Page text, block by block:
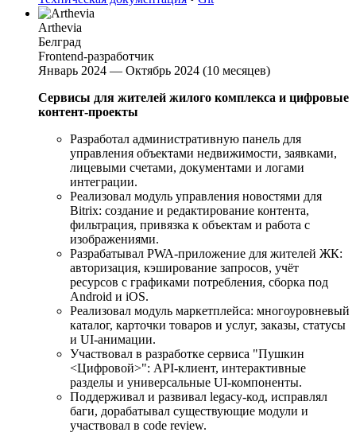
Arthevia
Белград
Frontend-разработчик
Январь 2024 — Октябрь 2024 (10 месяцев)
Сервисы для жителей жилого комплекса и цифровые
контент-проекты
Разработал административную панель для
управления объектами недвижимости, заявками,
лицевыми счетами, документами и логами
интеграции.
Реализовал модуль управления новостями для
Bitrix: создание и редактирование контента,
фильтрация, привязка к объектам и работа с
изображениями.
Разрабатывал PWA-приложение для жителей ЖК:
авторизация, кэширование запросов, учёт
ресурсов с графиками потребления, сборка под
Android и iOS.
Реализовал модуль маркетплейса: многоуровневый
каталог, карточки товаров и услуг, заказы, статусы
и UI-анимации.
Участвовал в разработке сервиса "Пушкин
<Цифровой>": API-клиент, интерактивные
разделы и универсальные UI-компоненты.
Поддерживал и развивал legacy-код, исправлял
баги, дорабатывал существующие модули и
участвовал в code review.